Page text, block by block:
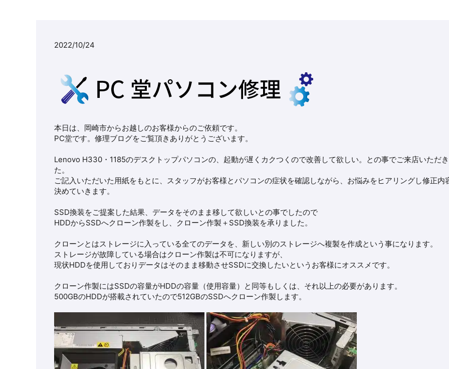
2022/10/24
本日は、岡崎市からお越しのお客様からのご依頼です。
PC堂です。修理ブログをご覧頂きありがとうございます。
Lenovo H330・1185のデスクトップパソコンの、起動が遅くカクつくので改善して欲しい。との事でご来店いただ
た。
ご記入いただいた用紙をもとに、スタッフがお客様とパソコンの症状を確認しながら、お悩みをヒアリングし修正内
決めていきます。
SSD換装をご提案した結果、データをそのまま移して欲しいとの事でしたので
HDDからSSDへクローン作製をし、クローン作製＋SSD換装を承りました。
クローンとはストレージに入っている全てのデータを、新しい別のストレージへ複製を作成という事になります。
ストレージが故障している場合はクローン作製は不可になりますが、
現状HDDを使用しておりデータはそのまま移動させSSDに交換したいというお客様にオススメです。
クローン作製にはSSDの容量がHDDの容量（使用容量）と同等もしくは、それ以上の必要があります。
500GBのHDDが搭載されていたので512GBのSSDへクローン作製します。